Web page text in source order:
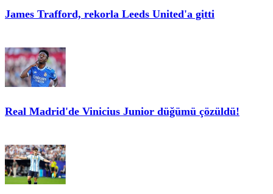
James Trafford, rekorla Leeds United'a gitti
Real Madrid'de Vinicius Junior düğümü çözüldü!